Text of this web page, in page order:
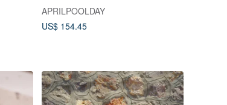
APRILPOOLDAY
US$ 154.45